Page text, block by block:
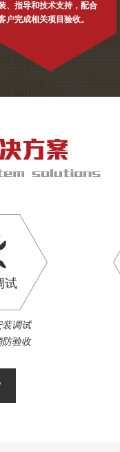
、指导和技术支持，配合
户完成相关项目验收。
试
装调试
防验收